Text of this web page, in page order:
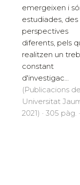
emergeixen i
estudiades, des
perspectives
diferents, pels
realitzen un
constant
d'investigac...
(Publicacions
Universitat
2021) · 305 pàg.